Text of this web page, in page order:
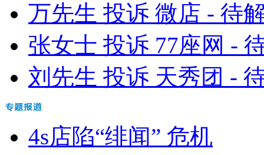
万先生 投诉 微店 - 待
张女士 投诉 77座网 -
刘先生 投诉 天秀团 -
4s店陷“绯闻” 危机